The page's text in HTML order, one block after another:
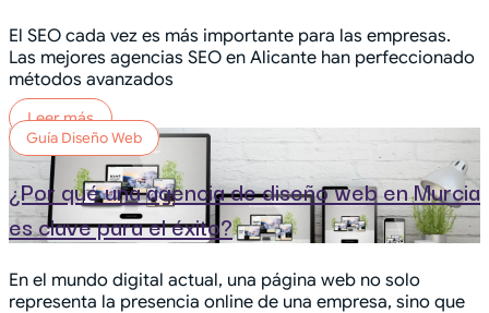
El SEO cada vez es más importante para las empresas.
Las mejores agencias SEO en Alicante han perfeccionado
métodos avanzados
Leer más
Guía Diseño Web
¿Por qué una agencia de diseño web en Murcia
es clave para el éxito?
En el mundo digital actual, una página web no solo
representa la presencia online de una empresa, sino que